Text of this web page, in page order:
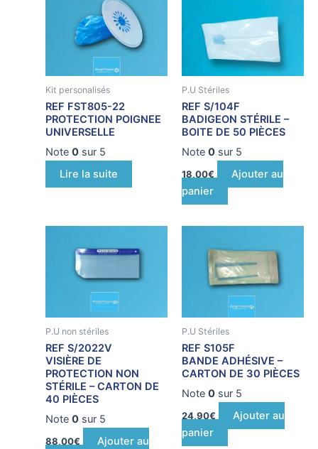
Kit personalisés
REF FST805-22
PROTECTION POIGNEE
UNIVERSELLE
Note 0sur 5
Lire la suite
P.U Stériles
REF S/104F
BADIGEON STÉRILE –
BOITE DE 50 PIÈCES
Note 0sur 5
18,00€
Ajouter au
panier
P.U non stériles
REF S/2022V
VISIÈRE DE
PROTECTION NON
STÉRILE – CARTON DE
40 PIÈCES
Note 0sur 5
88,00€
Ajouter au
P.U Stériles
REF S105F
BANDE ADHÉSIVE –
CARTON DE 30 PIÈCES
Note 0sur 5
24,90€
Ajouter au
panier